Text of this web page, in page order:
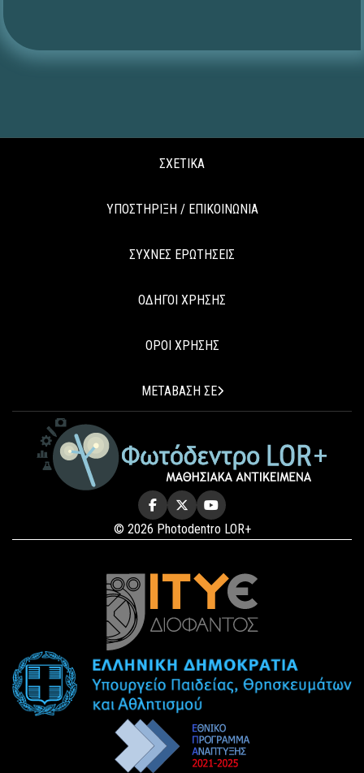
ΣΧΕΤΙΚΑ
ΥΠΟΣΤΗΡΙΞΗ / ΕΠΙΚΟΙΝΩΝΙΑ
ΣΥΧΝΕΣ ΕΡΩΤΗΣΕΙΣ
ΟΔΗΓΟΙ ΧΡΗΣΗΣ
ΟΡΟΙ ΧΡΗΣΗΣ
ΜΕΤΑΒΑΣΗ ΣΕ
© 2026 Photodentro LOR+